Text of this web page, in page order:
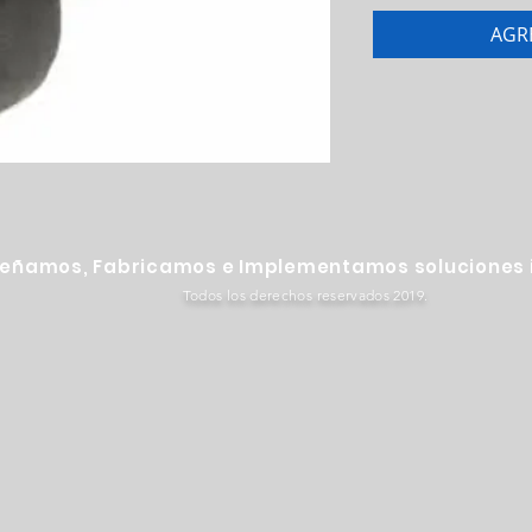
Fabricamos e Implementamos
Todos los derechos reservados 2019.